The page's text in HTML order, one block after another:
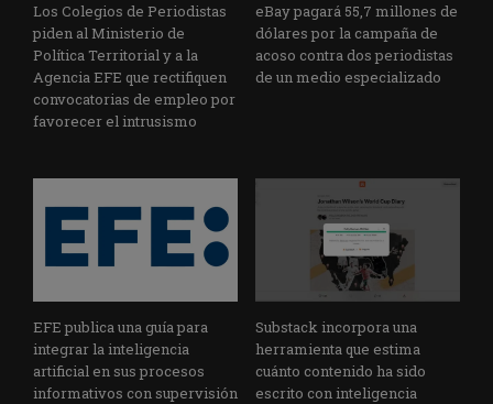
Los Colegios de Periodistas
piden al Ministerio de
Política Territorial y a la
Agencia EFE que rectifiquen
convocatorias de empleo por
favorecer el intrusismo
eBay pagará 55,7 millones de
dólares por la campaña de
acoso contra dos periodistas
de un medio especializado
EFE publica una guía para
integrar la inteligencia
artificial en sus procesos
informativos con supervisión
Substack incorpora una
herramienta que estima
cuánto contenido ha sido
escrito con inteligencia